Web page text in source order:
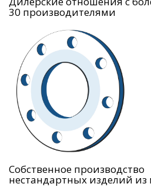
30 производителями
Собственное производство
нестандартных изделий из